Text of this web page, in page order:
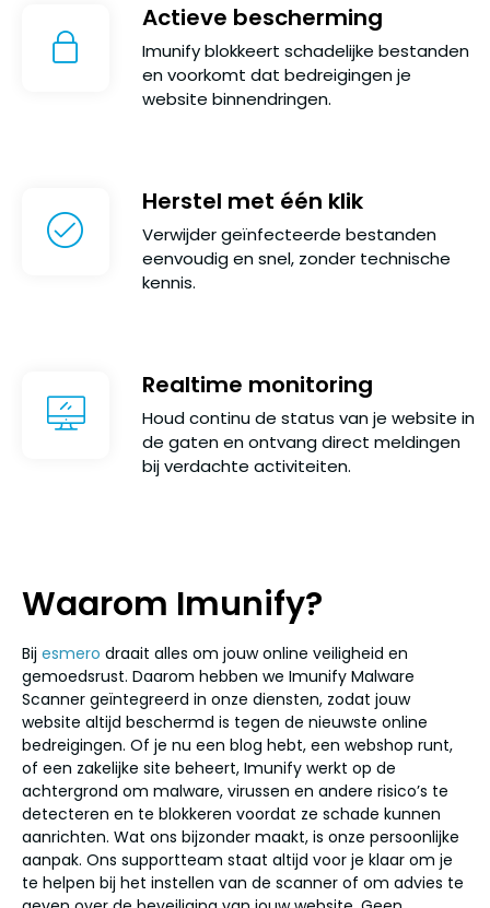
Actieve bescherming
Imunify blokkeert schadelijke bestanden
en voorkomt dat bedreigingen je
website binnendringen.
Herstel met één klik
Verwijder geïnfecteerde bestanden
eenvoudig en snel, zonder technische
kennis.
Realtime monitoring
Houd continu de status van je website in
de gaten en ontvang direct meldingen
bij verdachte activiteiten.
Waarom Imunify?
Bij esmero draait alles om jouw online veiligheid en
gemoedsrust. Daarom hebben we Imunify Malware
Scanner geïntegreerd in onze diensten, zodat jouw
website altijd beschermd is tegen de nieuwste online
bedreigingen. Of je nu een blog hebt, een webshop runt,
of een zakelijke site beheert, Imunify werkt op de
achtergrond om malware, virussen en andere risico’s te
detecteren en te blokkeren voordat ze schade kunnen
aanrichten. Wat ons bijzonder maakt, is onze persoonlijke
aanpak. Ons supportteam staat altijd voor je klaar om je
te helpen bij het instellen van de scanner of om advies te